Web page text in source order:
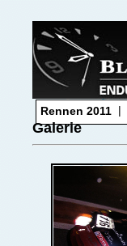
Rennen 2011 |
Galerie